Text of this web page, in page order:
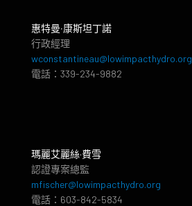
惠特曼‧康斯坦丁諾
行政經理
wconstantineau@lowimpacthydro.org
電話：339-234-9882
瑪麗艾麗絲·費雪
認證專案總監
mfischer@lowimpacthydro.org
電話：603-842-5834